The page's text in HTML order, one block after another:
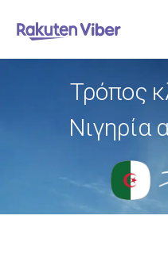
Τρόπος
Νιγηρία